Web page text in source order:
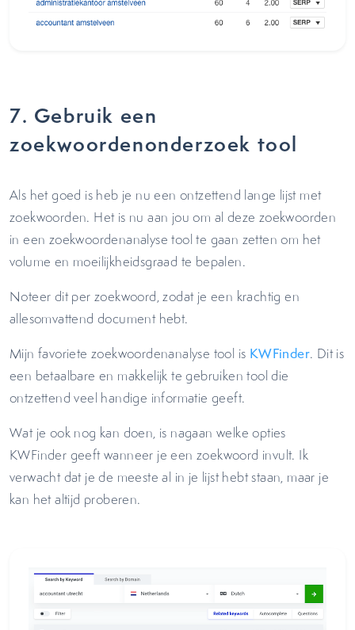
7. Gebruik een
zoekwoordenonderzoek tool
Als het goed is heb je nu een ontzettend lange lijst met
zoekwoorden. Het is nu aan jou om al deze zoekwoorden
in een zoekwoordenanalyse tool te gaan zetten om het
volume en moeilijkheidsgraad te bepalen.
Noteer dit per zoekwoord, zodat je een krachtig en
allesomvattend document hebt.
Mijn favoriete zoekwoordenanalyse tool is KWFinder. Dit is
een betaalbare en makkelijk te gebruiken tool die
ontzettend veel handige informatie geeft.
Wat je ook nog kan doen, is nagaan welke opties
KWFinder geeft wanneer je een zoekwoord invult. Ik
verwacht dat je de meeste al in je lijst hebt staan, maar je
kan het altijd proberen.